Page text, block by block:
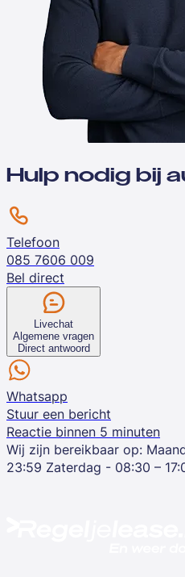
Hulp nodig bij
Telefoon
085 7606 009
Bel direct
Livechat
Algemene vragen
Direct antwoord
Whatsapp
Stuur een bericht
Reactie binnen 5 minuten
Wij zijn bereikbaar op:
23:59 Zaterdag - 08:30 –